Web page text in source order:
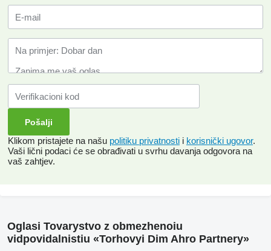
Klikom pristajete na našu politiku privatnosti i korisnički ugovor.
Vaši lični podaci će se obrađivati ​​u svrhu davanja odgovora na
vaš zahtjev.
Oglasi Tovarystvo z obmezhenoiu
vidpovidalnistiu «Torhovyi Dim Ahro Partnery»